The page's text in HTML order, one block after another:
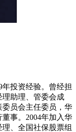
投资经验。曾经担
助理、管委会成
委员会主任委员，华
事。2004年加入华
、全国社保股票组